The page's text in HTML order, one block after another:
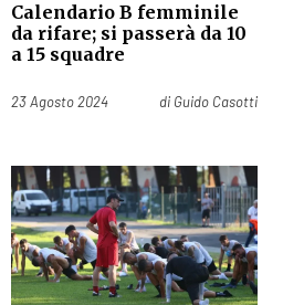
Calendario B femminile
da rifare; si passerà da 10
a 15 squadre
Pubblicato il
23 Agosto 2024 di Guido Casotti